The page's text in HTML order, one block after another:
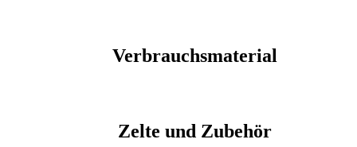
Verbrauchsmaterial
Zelte und Zubehör